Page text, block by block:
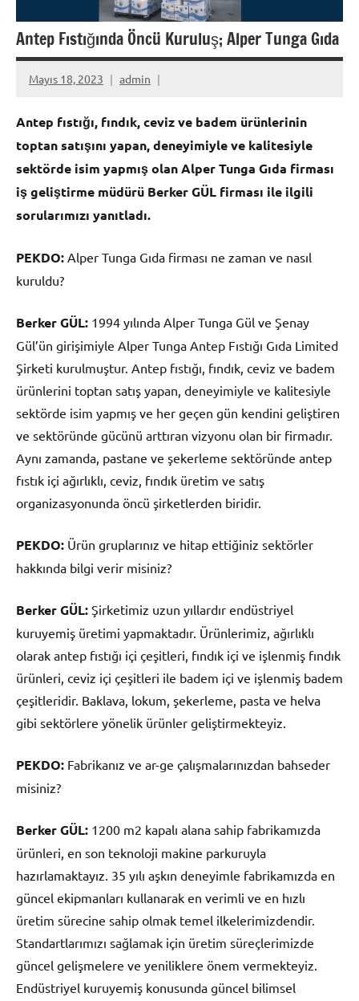
Antep Fıstığında Öncü Kuruluş; Alper Tunga Gıda
Mayıs 18, 2023 admin
Antep fıstığı, fındık, ceviz ve badem ürünlerinin
toptan satışını yapan, deneyimiyle ve kalitesiyle
sektörde isim yapmış olan Alper Tunga Gıda firması
iş geliştirme müdürü Berker GÜL firması ile ilgili
sorularımızı yanıtladı.
PEKDO: Alper Tunga Gıda firması ne zaman ve nasıl
kuruldu?
Berker GÜL: 1994 yılında Alper Tunga Gül ve Şenay
Gül’ün girişimiyle Alper Tunga Antep Fıstığı Gıda Limited
Şirketi kurulmuştur. Antep fıstığı, fındık, ceviz ve badem
ürünlerini toptan satış yapan, deneyimiyle ve kalitesiyle
sektörde isim yapmış ve her geçen gün kendini geliştiren
ve sektöründe gücünü arttıran vizyonu olan bir firmadır.
Aynı zamanda, pastane ve şekerleme sektöründe antep
fıstık içi ağırlıklı, ceviz, fındık üretim ve satış
organizasyonunda öncü şirketlerden biridir.
PEKDO: Ürün gruplarınız ve hitap ettiğiniz sektörler
hakkında bilgi verir misiniz?
Berker GÜL: Şirketimiz uzun yıllardır endüstriyel
kuruyemiş üretimi yapmaktadır. Ürünlerimiz, ağırlıklı
olarak antep fıstığı içi çeşitleri, fındık içi ve işlenmiş fındık
ürünleri, ceviz içi çeşitleri ile badem içi ve işlenmiş badem
çeşitleridir. Baklava, lokum, şekerleme, pasta ve helva
gibi sektörlere yönelik ürünler geliştirmekteyiz.
PEKDO: Fabrikanız ve ar-ge çalışmalarınızdan bahseder
misiniz?
Berker GÜL: 1200 m2 kapalı alana sahip fabrikamızda
ürünleri, en son teknoloji makine parkuruyla
hazırlamaktayız. 35 yılı aşkın deneyimle fabrikamızda en
güncel ekipmanları kullanarak en verimli ve en hızlı
üretim sürecine sahip olmak temel ilkelerimizdendir.
Standartlarımızı sağlamak için üretim süreçlerimizde
güncel gelişmelere ve yeniliklere önem vermekteyiz.
Endüstriyel kuruyemiş konusunda güncel bilimsel